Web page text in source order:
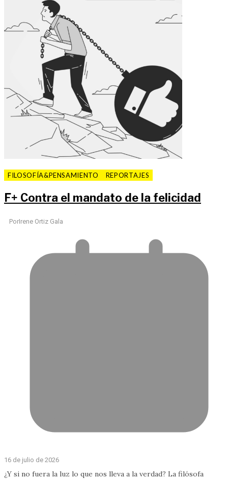
FILOSOFÍA&PENSAMIENTO REPORTAJES
F+ Contra el mandato de la felicidad
PorIrene Ortiz Gala
16 de julio de 2026
¿Y si no fuera la luz lo que nos lleva a la verdad? La filósofa